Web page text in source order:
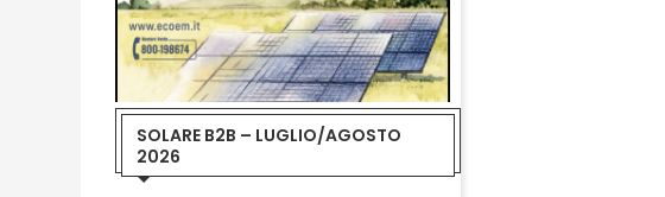
SOLARE B2B – LUGLIO/AGOSTO
2026